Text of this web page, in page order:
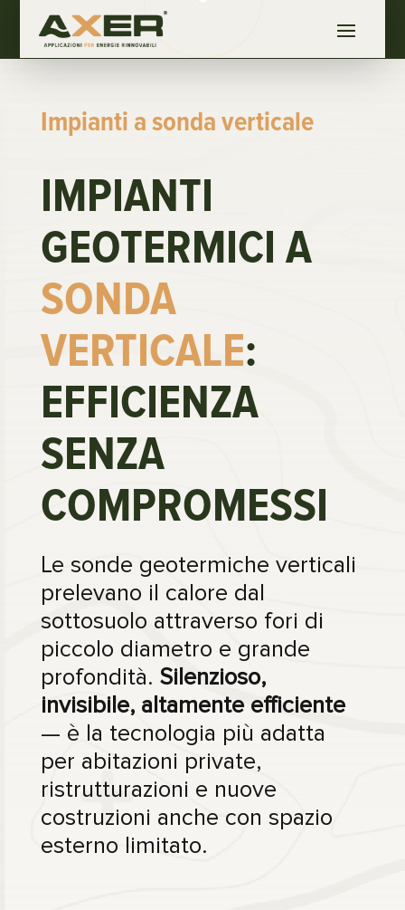
Impianti a sonda verticale
IMPIANTI
GEOTERMICI A
SONDA
VERTICALE:
EFFICIENZA
SENZA
COMPROMESSI
Le sonde geotermiche verticali
prelevano il calore dal
sottosuolo attraverso fori di
piccolo diametro e grande
profondità. Silenzioso,
invisibile, altamente efficiente
— è la tecnologia più adatta
per abitazioni private,
ristrutturazioni e nuove
costruzioni anche con spazio
esterno limitato.